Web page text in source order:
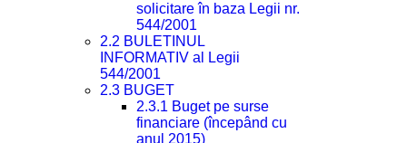
solicitare în baza Legii nr.
544/2001
2.2 BULETINUL
INFORMATIV al Legii
544/2001
2.3 BUGET
2.3.1 Buget pe surse
financiare (începând cu
anul 2015)